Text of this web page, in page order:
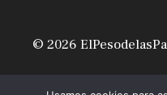
© 2026